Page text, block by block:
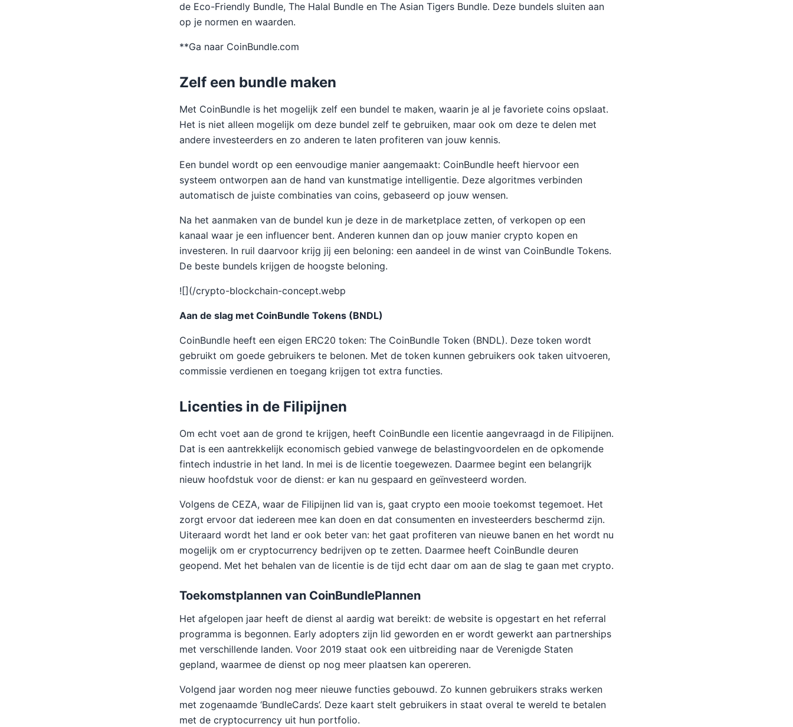
de Eco-Friendly Bundle, The Halal Bundle en The Asian Tigers Bundle. Deze bundels sluiten aan
op je normen en waarden.
**Ga naar CoinBundle.com
Zelf een bundle maken
Met CoinBundle is het mogelijk zelf een bundel te maken, waarin je al je favoriete coins opslaat.
Het is niet alleen mogelijk om deze bundel zelf te gebruiken, maar ook om deze te delen met
andere investeerders en zo anderen te laten profiteren van jouw kennis.
Een bundel wordt op een eenvoudige manier aangemaakt: CoinBundle heeft hiervoor een
systeem ontworpen aan de hand van kunstmatige intelligentie. Deze algoritmes verbinden
automatisch de juiste combinaties van coins, gebaseerd op jouw wensen.
Na het aanmaken van de bundel kun je deze in de marketplace zetten, of verkopen op een
kanaal waar je een influencer bent. Anderen kunnen dan op jouw manier crypto kopen en
investeren. In ruil daarvoor krijg jij een beloning: een aandeel in de winst van CoinBundle Tokens.
De beste bundels krijgen de hoogste beloning.
![](/crypto-blockchain-concept.webp
Aan de slag met CoinBundle Tokens (BNDL)
CoinBundle heeft een eigen ERC20 token: The CoinBundle Token (BNDL). Deze token wordt
gebruikt om goede gebruikers te belonen. Met de token kunnen gebruikers ook taken uitvoeren,
commissie verdienen en toegang krijgen tot extra functies.
Licenties in de Filipijnen
Om echt voet aan de grond te krijgen, heeft CoinBundle een licentie aangevraagd in de Filipijnen.
Dat is een aantrekkelijk economisch gebied vanwege de belastingvoordelen en de opkomende
fintech industrie in het land. In mei is de licentie toegewezen. Daarmee begint een belangrijk
nieuw hoofdstuk voor de dienst: er kan nu gespaard en geïnvesteerd worden.
Volgens de CEZA, waar de Filipijnen lid van is, gaat crypto een mooie toekomst tegemoet. Het
zorgt ervoor dat iedereen mee kan doen en dat consumenten en investeerders beschermd zijn.
Uiteraard wordt het land er ook beter van: het gaat profiteren van nieuwe banen en het wordt nu
mogelijk om er cryptocurrency bedrijven op te zetten. Daarmee heeft CoinBundle deuren
geopend. Met het behalen van de licentie is de tijd echt daar om aan de slag te gaan met crypto.
Toekomstplannen van CoinBundlePlannen
Het afgelopen jaar heeft de dienst al aardig wat bereikt: de website is opgestart en het referral
programma is begonnen. Early adopters zijn lid geworden en er wordt gewerkt aan partnerships
met verschillende landen. Voor 2019 staat ook een uitbreiding naar de Verenigde Staten
gepland, waarmee de dienst op nog meer plaatsen kan opereren.
Volgend jaar worden nog meer nieuwe functies gebouwd. Zo kunnen gebruikers straks werken
met zogenaamde ‘BundleCards’. Deze kaart stelt gebruikers in staat overal te wereld te betalen
met de cryptocurrency uit hun portfolio.